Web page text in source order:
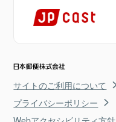
サイトのご利用について
プライバシーポリシー